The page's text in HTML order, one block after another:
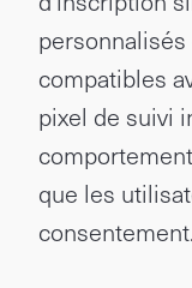
compatibles
pixel de suivi
que les
consentement.